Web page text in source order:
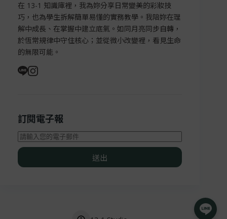
在 13-1 知識庫裡，我為妳分享日常變美的彩妝技
巧，也為學生拆解簡單易懂的實務教學。我陪妳在理
解中成長、在掌握中建立底氣。如同月亮同步自轉，
於恆常規律中守住核心；並從微小改變裡，看見生命
的無限可能。
訂閱電子報
送出